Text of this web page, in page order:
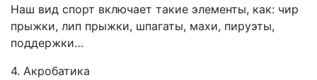
Наш вид спорт включает такие элементы, как: чир
прыжки, лип прыжки, шпагаты, махи, пируэты,
поддержки…
4. Акробатика